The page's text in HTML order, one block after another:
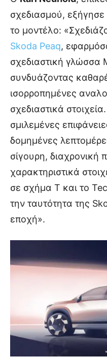
σχεδιασμού,
το μοντέλο:
Skoda Peaq,
σχεδιαστική γλώσσα
συνδυάζοντας
ισορροπημένες
σχεδιαστικά
σμιλεμένες
δομημένες
σίγουρη, διαχρονική
χαρακτηριστικά
σε σχήμα Τ και το
την ταυτότητα της
εποχή».